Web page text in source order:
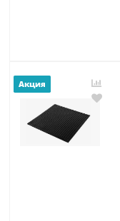
Акция